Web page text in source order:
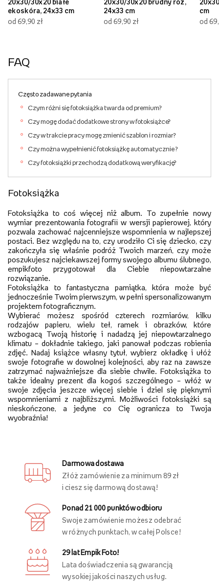
20x30/30x20 białe
ekoskóra, 24x33 cm
od 69,90 zł
20x30/30x20 brudny róż,
24x33 cm
od 69,90 zł
cm
od
FAQ
Często zadawane pytania
Czym różni się fotoksiążka twarda od premium?
Czy mogę dodać dodatkowe strony w fotoksiążce?
Czy w trakcie pracy mogę zmienić szablon i rozmiar?
Czy można wypełnienić fotoksiążkę automatycznie ?
Czy fotoksiążki przechodzą dodatkową weryfikację?
Fotoksiążka
Fotoksiążka to coś więcej niż album. To zupełnie nowy
wymiar prezentowania fotografii w wersji papierowej, który
pozwala zachować najcenniejsze wspomnienia w najlepszej
postaci. Bez względu na to, czy urodziło Ci się dziecko, czy
zakończyła się właśnie podróż Twoich marzeń, czy może
poszukujesz najciekawszej formy swojego albumu ślubnego,
empikfoto przygotował dla Ciebie niepowtarzalne
rozwiązanie.
Fotoksiążka to fantastyczna pamiątka, która może być
jednocześnie Twoim pierwszym, w pełni spersonalizowanym
projektem fotograficznym.
Wybierać możesz spośród czterech rozmiarów, kilku
rodzajów papieru, wielu teł, ramek i obrazków, które
wzbogacą Twoją historię i nadadzą jej niepowtarzalnego
klimatu – dokładnie takiego, jaki panował podczas robienia
zdjęć. Nadaj książce własny tytuł, wybierz okładkę i ułóż
swoje fotografie w dowolnej kolejności, aby raz na zawsze
zatrzymać najważniejsze dla siebie chwile. Fotoksiążka to
także idealny prezent dla kogoś szczególnego – włóż w
swoje zdjęcia jeszcze więcej siebie i dziel się pięknymi
wspomnieniami z najbliższymi. Możliwości fotoksiążki są
nieskończone, a jedyne co Cię ogranicza to Twoja
wyobraźnia!
Darmowa dostawa
Złóż zamówienie za minimum 89 zł
i ciesz się darmową dostawą!
Ponad 21 000 punktów odbioru
Swoje zamówienie możesz odebrać
w różnych punktach, w całej Polsce!
29 lat Empik Foto!
Lata doświadczenia są gwarancją
wysokiej jakości naszych usług.